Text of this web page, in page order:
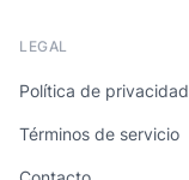
LEGAL
Política de privacidad
Términos de servicio